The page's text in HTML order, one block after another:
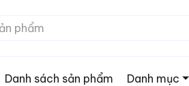
Danh sách sản phẩm Danh mục